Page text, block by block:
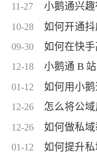
11-27
10-28
09-30
12-18
01-12 如何用小
12-26 怎么将公域
12-26 如何做私
01-12 如何提升